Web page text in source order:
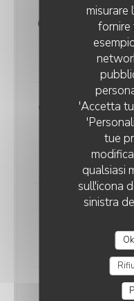
misurare
fornire
'Accetta
tue
qualsiasi
sull'icona
sinistra
Grilled veal
Cod fish
&
Dieppe